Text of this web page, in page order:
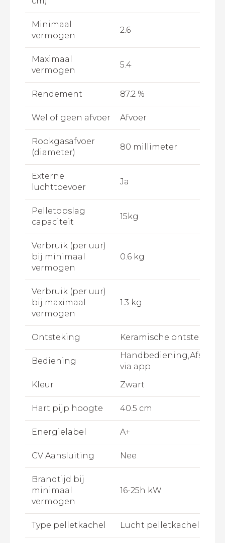
Minimaal
vermogen
2.6
Maximaal
vermogen
5.4
Rendement 87.2 %
Wel of geen afvoer Afvoer
Rookgasafvoer
(diameter)
80 millimeter
Externe
luchttoevoer
Ja
Pelletopslag
capaciteit
15kg
Verbruik (per uur)
bij minimaal
vermogen
0.6 kg
Verbruik (per uur)
bij maximaal
vermogen
1.3 kg
Ontsteking Keramische ontsteking
Bediening
via app
Kleur
Zwart
Hart pijp hoogte 40.5 cm
Energielabel A+
CV Aansluiting Nee
Brandtijd bij
minimaal
vermogen
16-25h kW
Type pelletkachel Lucht pelletkachel